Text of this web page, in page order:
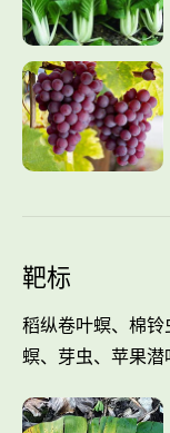
靶标
稻纵卷叶螟、棉
螟、芽虫、苹果潜